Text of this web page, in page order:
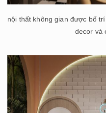
nội thất không gian được bố
decor và